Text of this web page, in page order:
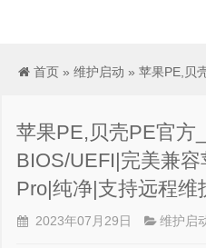
首页 » 维护启动 » 苹果PE,贝壳PE官方
苹果PE,贝壳PE官方
BIOS/UEFI|完美兼
Pro|纯净|支持远程维
2023年07月29日 维护启